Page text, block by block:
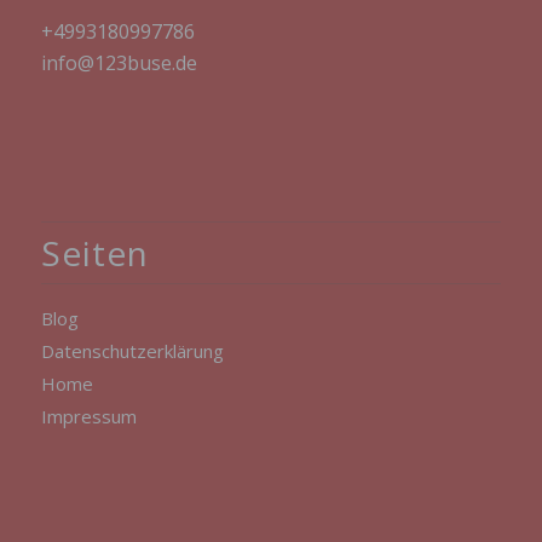
+4993180997786
info@123buse.de
Seiten
Blog
Datenschutzerklärung
Home
Impressum
betroffene Person
Verarbeitung ist jeder mit oder ohne Hilfe
automatisierter Verfahren ausgeführte Vorgang
wie das Erheben, das Erfassen, die Organisation,
das Ordnen, die Speicherung, die Anpassung
die Verwendung, die Offenlegung durch
Übermittlung, Verbreitung oder eine andere Form